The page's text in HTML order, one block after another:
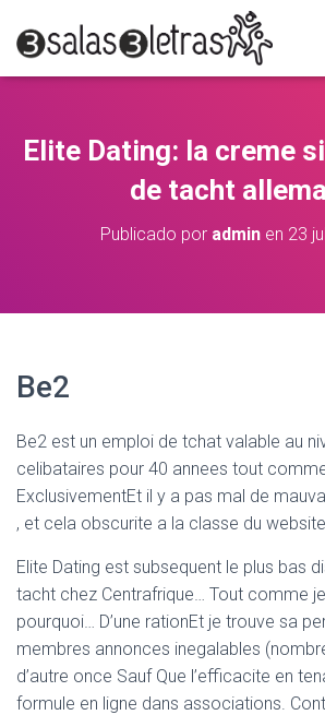
Elite Dating: la creme
de tacht
Publicado por admin en 23
Be2
Be2 est un emploi de tchat valable au
celibataires pour 40 annees tout
ExclusivementEt il y a pas mal de
, et cela obscurite a la classe du
Elite Dating est subsequent le plus bas
tacht chez Centrafrique… Tout comme
pourquoi… D’une rationEt je trouve sa
membres annonces inegalables
d’autre once Sauf Que l’efficacite en
formule en ligne dans associations.